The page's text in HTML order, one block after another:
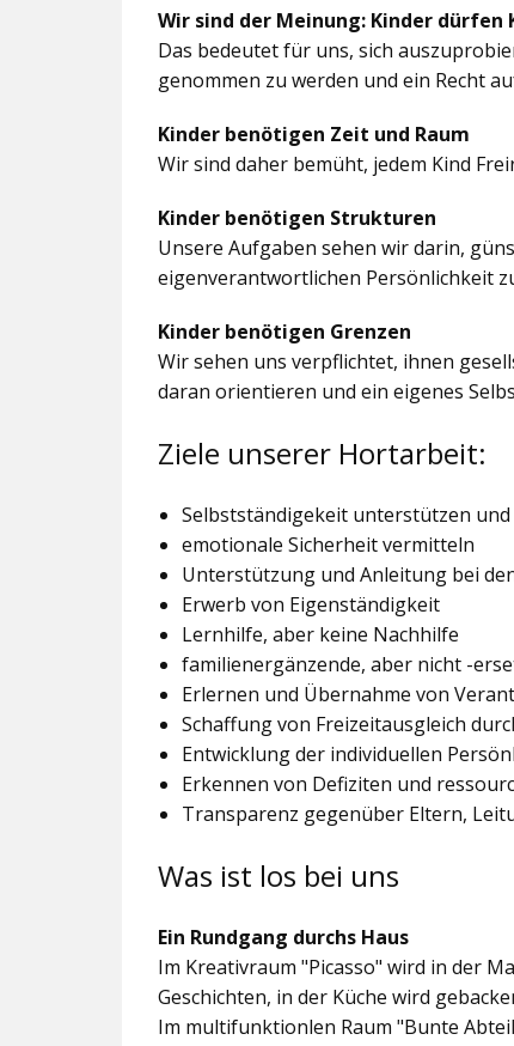
Wir sind der Meinung: Kinder dürfen
Das bedeutet für uns, sich
genommen zu werden und ein Recht
Kinder benötigen Zeit und Raum
Wir sind daher bemüht, jedem Kind
Kinder benötigen Strukturen
Unsere Aufgaben sehen wir darin,
eigenverantwortlichen Persönlichkeit
Kinder benötigen Grenzen
Wir sehen uns verpflichtet, ihnen
daran orientieren und ein eigenes
Ziele unserer Hortarbeit:
Selbstständigekeit unterstützen
emotionale Sicherheit vermitteln
Unterstützung und Anleitung bei
Erwerb von Eigenständigkeit
Lernhilfe, aber keine Nachhilfe
familienergänzende, aber nicht -
Erlernen und Übernahme von
Schaffung von Freizeitausgleich
Entwicklung der individuellen
Erkennen von Defiziten und
Transparenz gegenüber Eltern,
Was ist los bei uns
Ein Rundgang durchs Haus
Im Kreativraum "Picasso" wird in der
Geschichten, in der Küche wird
Im multifunktionlen Raum "Bunte